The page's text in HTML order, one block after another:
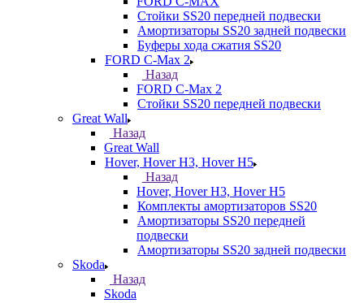
Стойки SS20 передней подвески
Амортизаторы SS20 задней подвески
Буферы хода сжатия SS20
FORD C-Max 2
Назад
FORD C-Max 2
Стойки SS20 передней подвески
Great Wall
Назад
Great Wall
Hover, Hover H3, Hover H5
Назад
Hover, Hover H3, Hover H5
Комплекты амортизаторов SS20
Амортизаторы SS20 передней
подвески
Амортизаторы SS20 задней подвески
Skoda
Назад
Skoda